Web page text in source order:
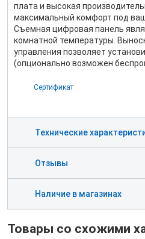
плата и высокая
максимальный комфорт под
Съемная цифровая панель
комнатной температуры.
управления позволяет
(опционально возможен
Сертификат
Технические
Отзывы
Наличие в магазинах
Товары со схожими